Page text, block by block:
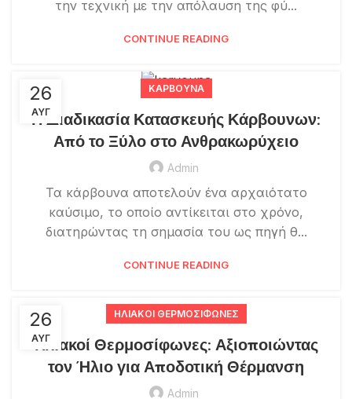
την τεχνική με την απόλαυση της φύ...
CONTINUE READING
26
ΑΥΓ
ΚΆΡΒΟΥΝΑ
Η Διαδικασία Κατασκευής Κάρβουνων:
Από το Ξύλο στο Ανθρακωρύχειο
Admin
Τα κάρβουνα αποτελούν ένα αρχαιότατο
καύσιμο, το οποίο αντίκειται στο χρόνο,
διατηρώντας τη σημασία του ως πηγή θ...
CONTINUE READING
26
ΑΥΓ
ΗΛΙΑΚΟΊ ΘΕΡΜΟΣΊΦΩΝΕΣ
Ηλιακοί Θερμοσίφωνες: Αξιοποιώντας
τον Ήλιο για Αποδοτική Θέρμανση
Admin